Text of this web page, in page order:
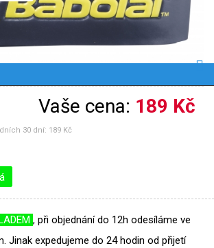
Vaše cena: 189 Kč
30 dní: 189 Kč
, při objednání do 12h odesíláme ve
Jinak expedujeme do 24 hodin od přijetí